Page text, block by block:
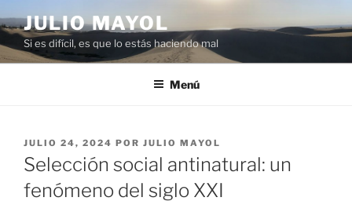
al
contenido
JULIO MAYOL
Si es difícil, es que lo estás haciendo mal
Menú
PUBLICADO
EL
JULIO 24, 2024 POR JULIO MAYOL
Selección social antinatural: un
fenómeno del siglo XXI